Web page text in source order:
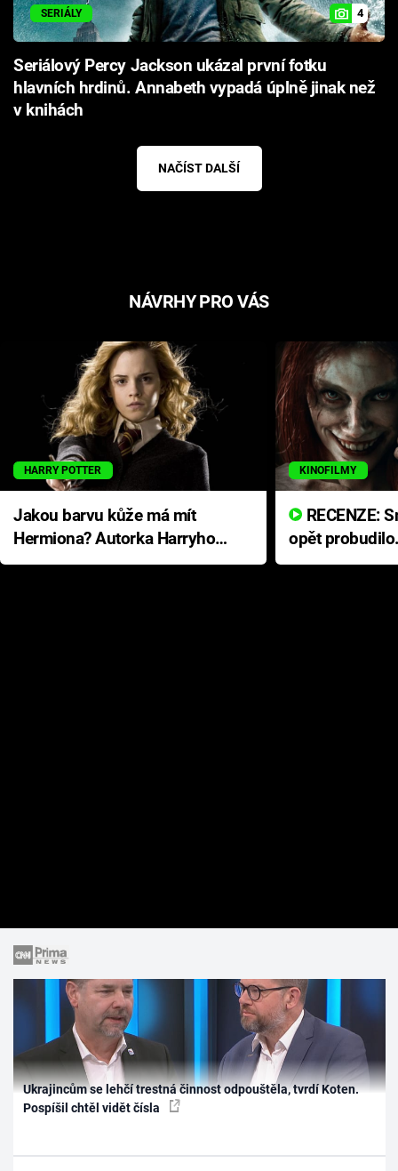
SERIÁLY 4
Seriálový Percy Jackson ukázal první fotku
hlavních hrdinů. Annabeth vypadá úplně jinak než
v knihách
NAČÍST DALŠÍ
NÁVRHY PRO VÁS
HARRY POTTER
Jakou barvu kůže má mít
Hermiona? Autorka Harryho
Pottera přišla s ráznou
KINOFILMY
opět
přichází s
Ukrajincům se lehčí trestná činnost odpouštěla, tvrdí Koten.
Pospíšil chtěl vidět čísla